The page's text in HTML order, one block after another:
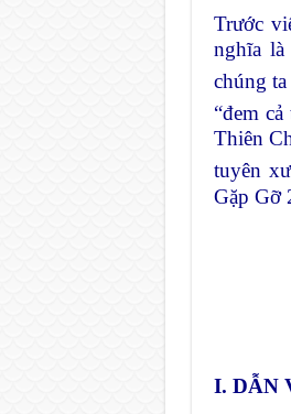
Trước
nghĩa
chúng
“đem
Thiên
tuyên
Gặp Gỡ
I. DẪN